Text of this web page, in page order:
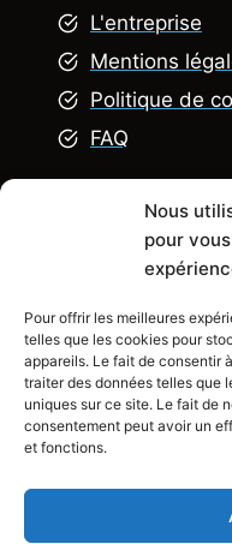
Nous
pour
Pour offrir les meilleures
telles que les cookies pour
appareils. Le fait de consentir
traiter des données telles que
uniques sur ce site. Le fait de
consentement peut avoir un
et fonctions.
L'entreprise
Mentions
Politique de
FAQ
Explorez
Rénovation
Rénovation
Rénovation
Rénovation